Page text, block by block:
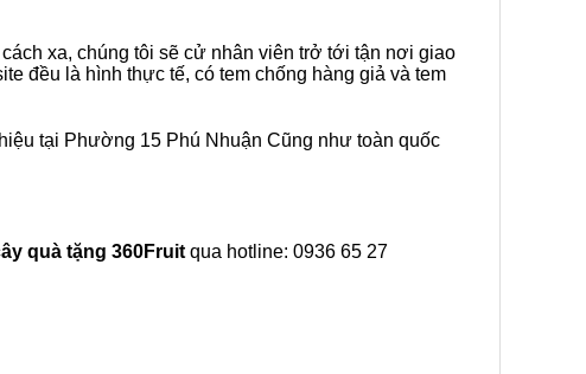
xa, chúng tôi sẽ cử nhân viên trở tới tận nơi giao
đều là hình thực tế, có tem chống hàng giả và tem
tại Phường 15 Phú Nhuận Cũng như toàn quốc
quà tặng 360Fruit qua hotline: 0936 65 27